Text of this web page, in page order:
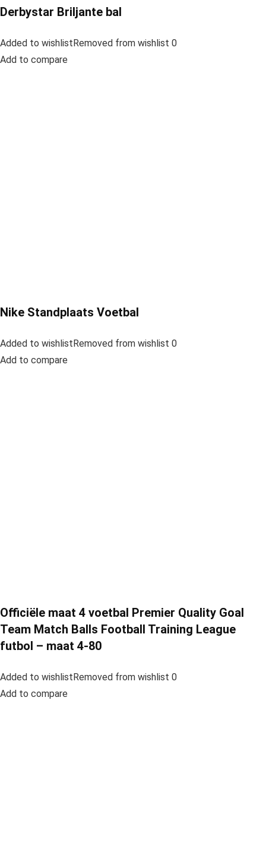
Derbystar Briljante bal
Added to wishlistRemoved from wishlist 0
Add to compare
Nike Standplaats Voetbal
Added to wishlistRemoved from wishlist 0
Add to compare
Officiële maat 4 voetbal Premier Quality Goal
Team Match Balls Football Training League
futbol – maat 4-80
Added to wishlistRemoved from wishlist 0
Add to compare